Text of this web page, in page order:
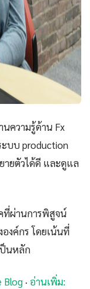
ความรู้ด้าน Fx
ะบบ production
ายตัวได้ดี และดูแล
ที่ผ่านการพิสูจน์
งค์กร โดยเน้นที่
ป็นหลัก
Blog · อ่านเพิ่ม: